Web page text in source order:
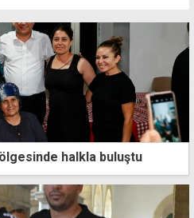
halkla buluştu